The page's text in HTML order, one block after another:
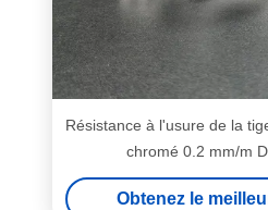
Résistance à l'usure de la
chromé 0.2 mm/m
Obtenez le